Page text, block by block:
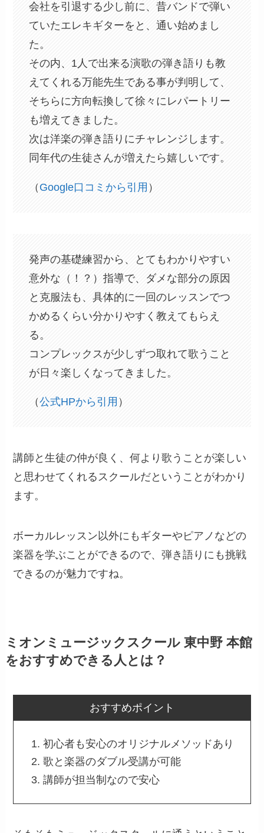
会社を引退する少し前に、昔バンドで弾い
ていたエレキギターをと、通い始めまし
た。
その内、1人で出来る演歌の弾き語りも教
えてくれる万能先生である事が判明して、
そちらに方向転換して徐々にレパートリー
も増えてきました。
次は洋楽の弾き語りにチャレンジします。
同年代の生徒さんが増えたら嬉しいです。
（ Google口コミから引用 ）
発声の基礎練習から、とてもわかりやすい
意外な（！？）指導で、ダメな部分の原因
と克服法も、具体的に一回のレッスンでつ
かめるくらい分かりやすく教えてもらえ
る。
コンプレックスが少しずつ取れて歌うこと
が日々楽しくなってきました。
（公式HPから引用 ）
講師と生徒の仲が良く、何より歌うことが楽しい
と思わせてくれるスクールだということがわかり
ます。
ボーカルレッスン以外にもギターやピアノなどの
楽器を学ぶことができるので、弾き語りにも挑戦
できるのが魅力ですね。
ミオンミュージックスクール 東中野 本館
をおすすめできる人とは？
おすすめポイント
初心者も安心のオリジナルメソッドあり
歌と楽器のダブル受講が可能
講師が担当制なので安心